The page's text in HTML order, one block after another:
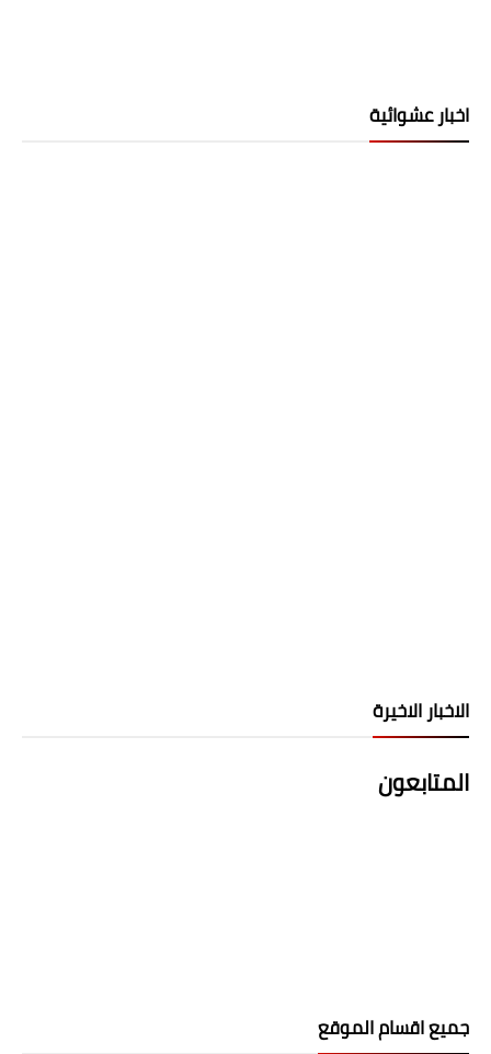
اخبار عشوائية
الاخبار الاخيرة
المتابعون
جميع اقسام الموقع